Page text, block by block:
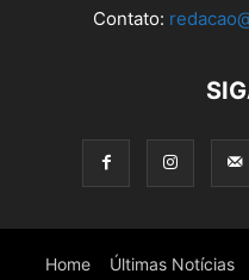
Contato:
Home Últimas Notícias